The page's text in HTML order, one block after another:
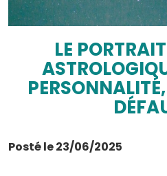
LE
Posté le 23/06/2025